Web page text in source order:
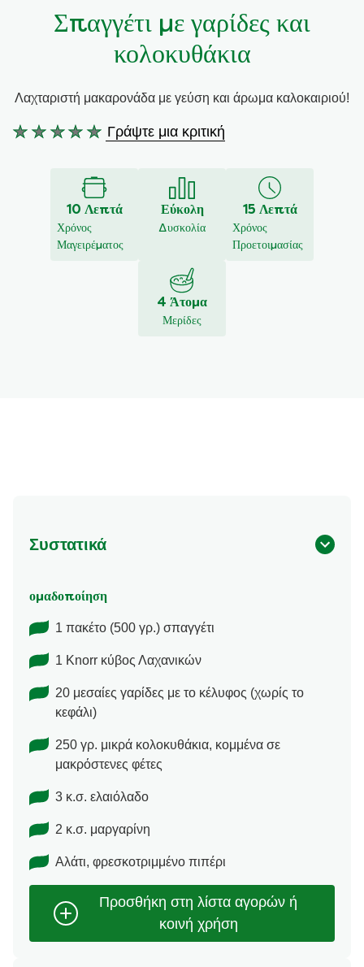
Συνταγές από την Μαργαρίτα Νικολαΐδη
Σπαγγέτι με γαρίδες και
κολοκυθάκια
Λαχταριστή μακαρονάδα με γεύση και άρωμα καλοκαιριού!
Δεν
αξιολογήσεις
Γράψτε μια κριτική
10 Λεπτά
Χρόνος
Μαγειρέματος
Εύκολη
Δυσκολία
15 Λεπτά
Χρόνος
Προετοιμασίας
4 Άτομα
Μερίδες
Συστατικά
ομαδοποίηση
1 πακέτο (500 γρ.) σπαγγέτι
1 Knorr κύβος Λαχανικών
20 μεσαίες γαρίδες με το κέλυφος (χωρίς το
κεφάλι)
250 γρ. μικρά κολοκυθάκια, κομμένα σε
μακρόστενες φέτες
3 κ.σ. ελαιόλαδο
2 κ.σ. μαργαρίνη
Αλάτι, φρεσκοτριμμένο πιπέρι